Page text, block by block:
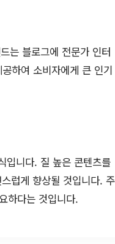
는 블로그에 전문가 인터
하여 소비자에게 큰 인기
입니다. 질 높은 콘텐츠를
럽게 향상될 것입니다. 주
하다는 것입니다.